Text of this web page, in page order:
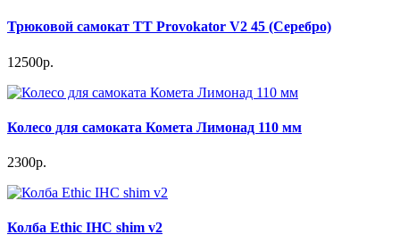
Трюковой самокат TT Provokator V2 45 (Серебро)
12500р.
Колесо для самоката Комета Лимонад 110 мм
2300р.
Колба Ethic IHC shim v2